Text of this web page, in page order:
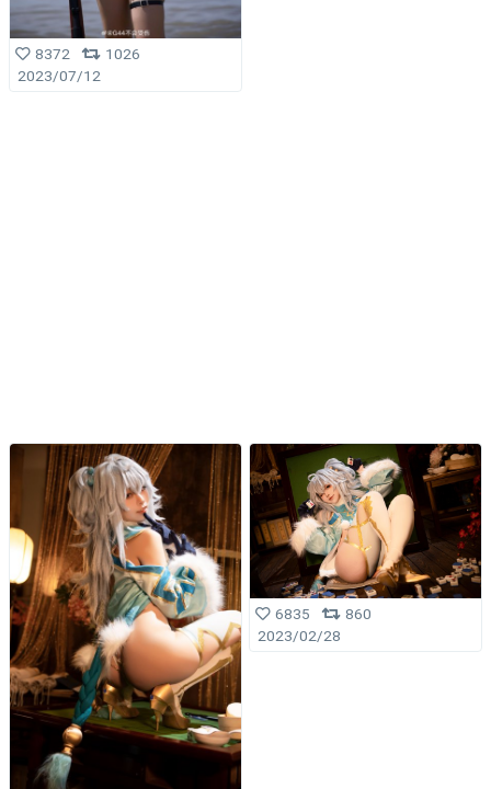
8372
1026
2023/07/12
6835
860
2023/02/28